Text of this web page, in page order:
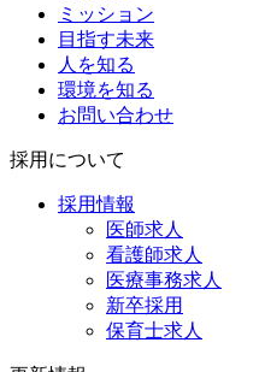
ミッション
目指す未来
人を知る
環境を知る
お問い合わせ
採用について
採用情報
医師求人
看護師求人
医療事務求人
新卒採用
保育士求人